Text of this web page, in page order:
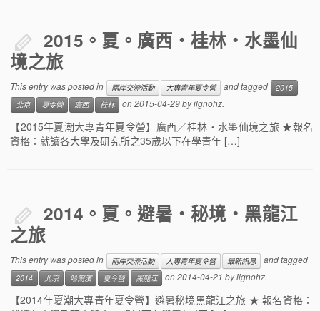
2015。夏。廣西・桂林・水墨仙
境之旅
This entry was posted in 兩岸交流活動 大專青年夏令營 and tagged
2015
北京
夏令營 廣西 桂林 on2015-04-29byilgnohz.
【2015年夏潮大專青年夏令營】廣西／桂林・水墨仙境之旅 ★報名
資格：就讀各大學及研究所之35歲以下在學青年 […]
2014。夏。避暑・秘境・黑龍江
之旅
This entry was posted in 兩岸交流活動 大專青年夏令營 最新訊息 and tagged
2014 北京 哈爾濱 夏令營 黑龍江 on2014-04-21 byilgnohz.
【2014年夏潮大專青年夏令營】避暑秘境黑龍江之旅 ★ 報名資格：